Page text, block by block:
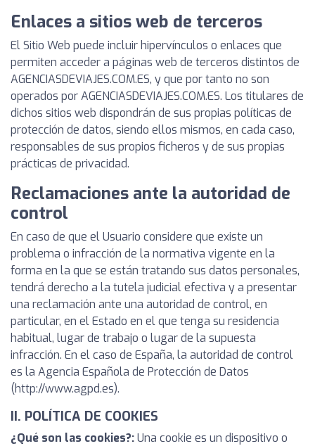
Enlaces a sitios web de terceros
El Sitio Web puede incluir hipervínculos o enlaces que
permiten acceder a páginas web de terceros distintos de
AGENCIASDEVIAJES.COM.ES, y que por tanto no son
operados por AGENCIASDEVIAJES.COM.ES. Los titulares de
dichos sitios web dispondrán de sus propias políticas de
protección de datos, siendo ellos mismos, en cada caso,
responsables de sus propios ficheros y de sus propias
prácticas de privacidad.
Reclamaciones ante la autoridad de
control
En caso de que el Usuario considere que existe un
problema o infracción de la normativa vigente en la
forma en la que se están tratando sus datos personales,
tendrá derecho a la tutela judicial efectiva y a presentar
una reclamación ante una autoridad de control, en
particular, en el Estado en el que tenga su residencia
habitual, lugar de trabajo o lugar de la supuesta
infracción. En el caso de España, la autoridad de control
es la Agencia Española de Protección de Datos
(http://www.agpd.es).
II. POLÍTICA DE COOKIES
¿Qué son las cookies?:Una cookie es un dispositivo o